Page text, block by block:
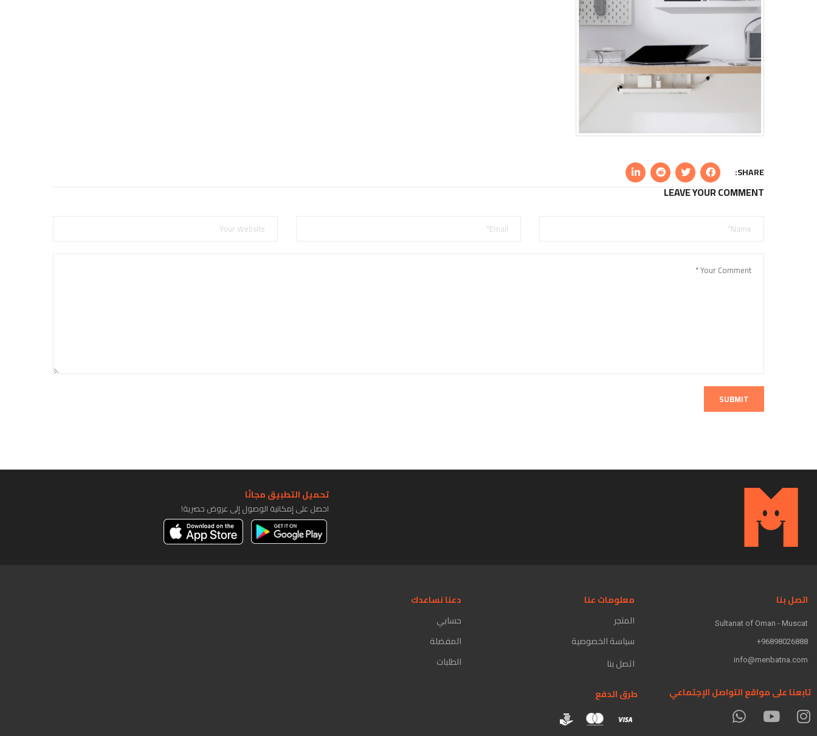
SHARE:
LEAVE YOUR COMMENT
SUBMIT
تحميل التطبيق مجانًا
احصل على إمكانية الوصول إلى عروض حصرية!
اتصل بنا
Sultanat of Oman - Muscat
96898026888+
info@menbatna.com
معلومات عنا
المتجر
سياسة الخصوصية
اتصل بنا
دعنا نساعدك
حسابي
المفضلة
الطلبات
تابعنا على مواقع التواصل الإجتماعي
طرق الدفع